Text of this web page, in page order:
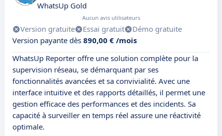
WhatsUp Gold
Aucun avis utilisateurs
Version gratuite Essai gratuit
Démo gratuite
Version payante dès 890,00 € /mois
WhatsUp Reporter offre une solution complète pour la
supervision réseau, se démarquant par ses
fonctionnalités avancées et sa convivialité. Avec une
interface intuitive et des rapports détaillés, il permet une
gestion efficace des performances et des incidents. Sa
capacité à surveiller en temps réel assure une réactivité
optimale.